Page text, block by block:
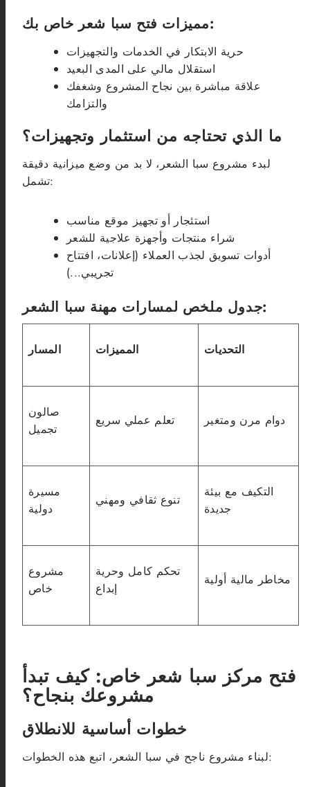
مميزات فتح سبا شعر خاص بك:
حرية الابتكار في الخدمات والتجهيزات
استقلال مالي على المدى البعيد
علاقة مباشرة بين نجاح المشروع وشغفك
والتزامك
ما الذي تحتاجه من استثمار وتجهيزات؟
لبدء مشروع سبا الشعر، لا بد من وضع ميزانية دقيقة
تشمل:
استئجار أو تجهيز موقع مناسب
شراء منتجات وأجهزة علاجية للشعر
أدوات تسويق لجذب العملاء (إعلانات، افتتاح
تجريبي...)
جدول ملخص لمسارات مهنة سبا الشعر:
المسار المميزات التحديات
صالون
تجميل
تعلم عملي سريع دوام مرن ومتغير
مسيرة
دولية
تنوع ثقافي ومهني
التكيف مع بيئة
جديدة
مشروع
خاص
تحكم كامل وحرية
إبداع
مخاطر مالية أولية
فتح مركز سبا شعر خاص: كيف تبدأ
مشروعك بنجاح؟
خطوات أساسية للانطلاق
لبناء مشروع ناجح في سبا الشعر، اتبع هذه الخطوات: